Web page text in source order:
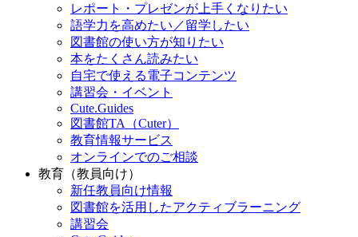
レポート・プレゼンが上手くなりたい
語学力を高めたい／留学したい
図書館の使い方が知りたい
本をたくさん読みたい
自宅で使える電子コンテンツ
講習会・イベント
Cute.Guides
図書館TA（Cuter）
教育情報サービス
オンラインでのご相談
教育（教員向け）
新任教員向け情報
図書館を活用したアクティブラーニング
講習会